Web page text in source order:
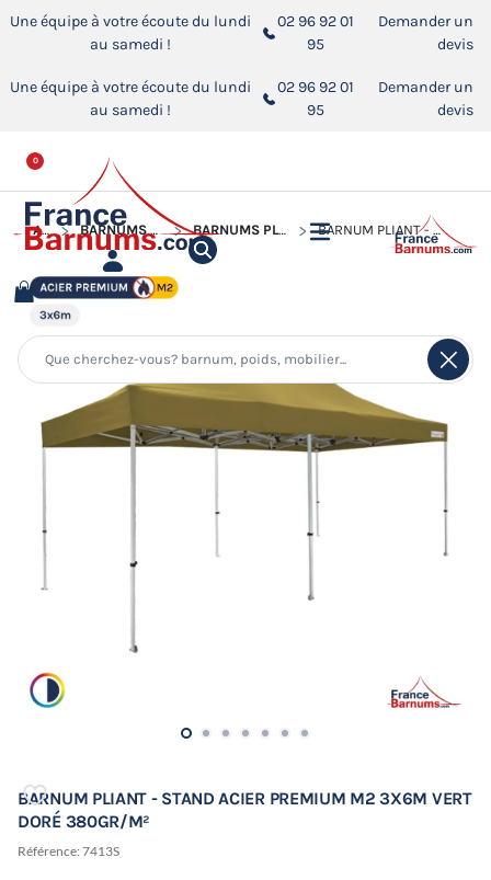
Une équipe à votre écoute du lundi
au samedi !
02 96 92 01
95
Demander un
devis
Une équipe à votre écoute du lundi
au samedi !
02 96 92 01
95
Demander un
devis
0
ACCUEIL BARNUMS PLIANTS - STANDS ACIER PREMIUM M2 BARNUMS PLIANTS - STANDS ACIER PREMIUM M2 3X6M BARNUM PLIANT - STAND ACIER PREMIUM M2 3X6M VERT DORÉ 380GR/M²
BARNUM PLIANT - STAND ACIER PREMIUM M2 3X6M VERT
DORÉ 380GR/M²
Référence: 7413S